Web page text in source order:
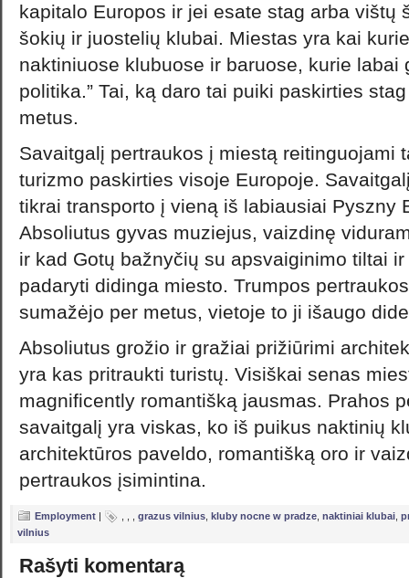
kapitalo Europos ir jei esate stag arba vištų
šokių ir juostelių klubai. Miestas yra kai
naktiniuose klubuose ir baruose, kurie labai
politika.” Tai, ką daro tai puiki paskirties
metus.
Savaitgalį pertraukos į miestą reitinguojami
turizmo paskirties visoje Europoje.
tikrai transporto į vieną iš labiausiai Pyszny
Absoliutus gyvas muziejus, vaizdinę
ir kad Gotų bažnyčių su apsvaiginimo tiltai
padaryti didinga miesto. Trumpos
sumažėjo per metus, vietoje to ji išaugo
Absoliutus grožio ir gražiai prižiūrimi
yra kas pritraukti turistų. Visiškai senas
magnificently romantišką jausmas. Prahos
savaitgalį yra viskas, ko iš puikus naktinių
architektūros paveldo, romantišką oro ir
pertraukos įsimintina.
Employment | grazus vilnius kluby nocne w pradze naktiniai klubai
vilnius
Rašyti komentarą